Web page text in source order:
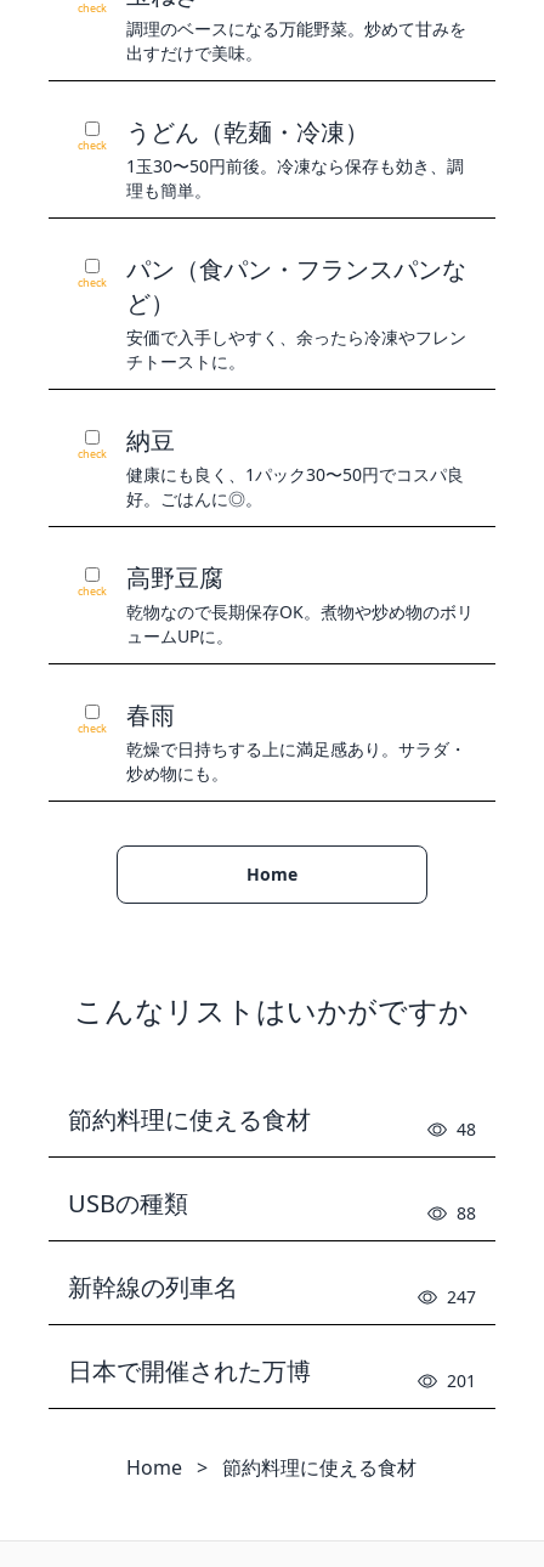
check
調理のベースになる万能野菜。炒めて甘みを
出すだけで美味。
check うどん（乾麺・冷凍）
1玉30〜50円前後。冷凍なら保存も効き、調
理も簡単。
check
パン（食パン・フランスパンな
ど）
安価で入手しやすく、余ったら冷凍やフレン
チトーストに。
check 納豆
健康にも良く、1パック30〜50円でコスパ良
好。ごはんに◎。
check 高野豆腐
乾物なので長期保存OK。煮物や炒め物のボリ
ュームUPに。
check 春雨
乾燥で日持ちする上に満足感あり。サラダ・
炒め物にも。
Home
こんなリストはいかがですか
節約料理に使える食材 48
USBの種類 88
新幹線の列車名 247
日本で開催された万博 201
Home > 節約料理に使える食材